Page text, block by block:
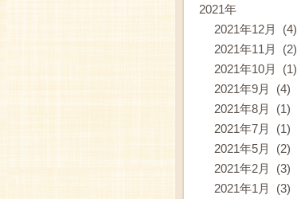
2021年
2021年12月 (4)
2021年11月 (2)
2021年10月 (1)
2021年9月 (4)
2021年8月 (1)
2021年7月 (1)
2021年5月 (2)
2021年2月 (3)
2021年1月 (3)